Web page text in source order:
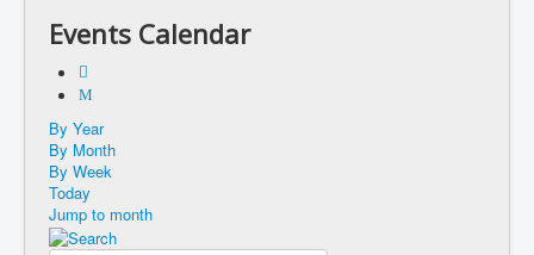
Events Calendar
By Year
By Month
By Week
Today
Jump to month